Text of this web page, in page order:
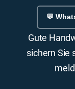
💬
Gute
sichern Sie